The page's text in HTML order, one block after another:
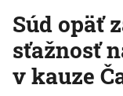
Súd opäť
sťažnosť
v kauze